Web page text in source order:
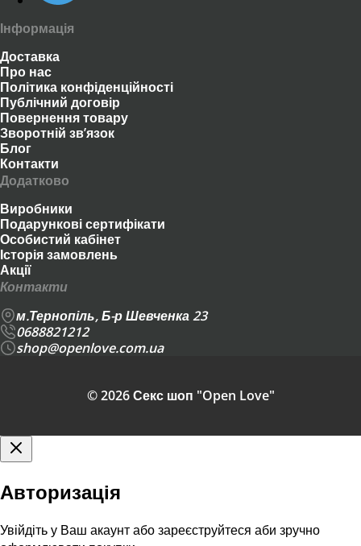
Інформація
Доставка
Про нас
Політика конфіденційності
Публічний договір
Повернення товару
Зворотній зв’язок
Блог
Контакти
Додатково
Виробники
Подарункові сертифікати
Особистий кабінет
Історія замовлень
Акції
Контакти
м.Тернопіль, Б-р Шевченка 23
0688821212
shop@openlove.com.ua
© 2026 Секс шоп "Open Love"
Авторизація
Увійдіть у Ваш акаунт або зареєструйтеся аби зручно